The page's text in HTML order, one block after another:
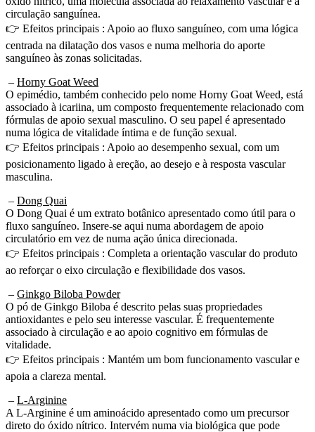
👉 Efeitos principais : Apoio ao fluxo sanguíneo, com uma lógica
centrada na dilatação dos vasos e numa melhoria do aporte
sanguíneo às zonas solicitadas.
O epimédio, também conhecido pelo nome Horny Goat Weed, está
associado à icariina, um composto frequentemente relacionado com
fórmulas de apoio sexual masculino. O seu papel é apresentado
numa lógica de vitalidade íntima e de função sexual.
👉 Efeitos principais : Apoio ao desempenho sexual, com um
posicionamento ligado à ereção, ao desejo e à resposta vascular
masculina.
O Dong Quai é um extrato botânico apresentado como útil para o
fluxo sanguíneo. Insere-se aqui numa abordagem de apoio
circulatório em vez de numa ação única direcionada.
👉 Efeitos principais : Completa a orientação vascular do produto
ao reforçar o eixo circulação e flexibilidade dos vasos.
O pó de Ginkgo Biloba é descrito pelas suas propriedades
antioxidantes e pelo seu interesse vascular. É frequentemente
associado à circulação e ao apoio cognitivo em fórmulas de
vitalidade.
👉 Efeitos principais : Mantém um bom funcionamento vascular e
apoia a clareza mental.
A L-Arginine é um aminoácido apresentado como um precursor
direto do óxido nítrico. Intervém numa via biológica que pode
influenciar a dilatação dos vasos sanguíneos.